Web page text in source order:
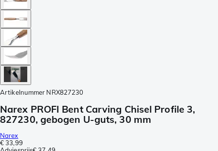
Artikelnummer NRX827230
Narex PROFI Bent Carving Chisel Profile 3,
827230, gebogen U-guts, 30 mm
Narex
€ 33,99